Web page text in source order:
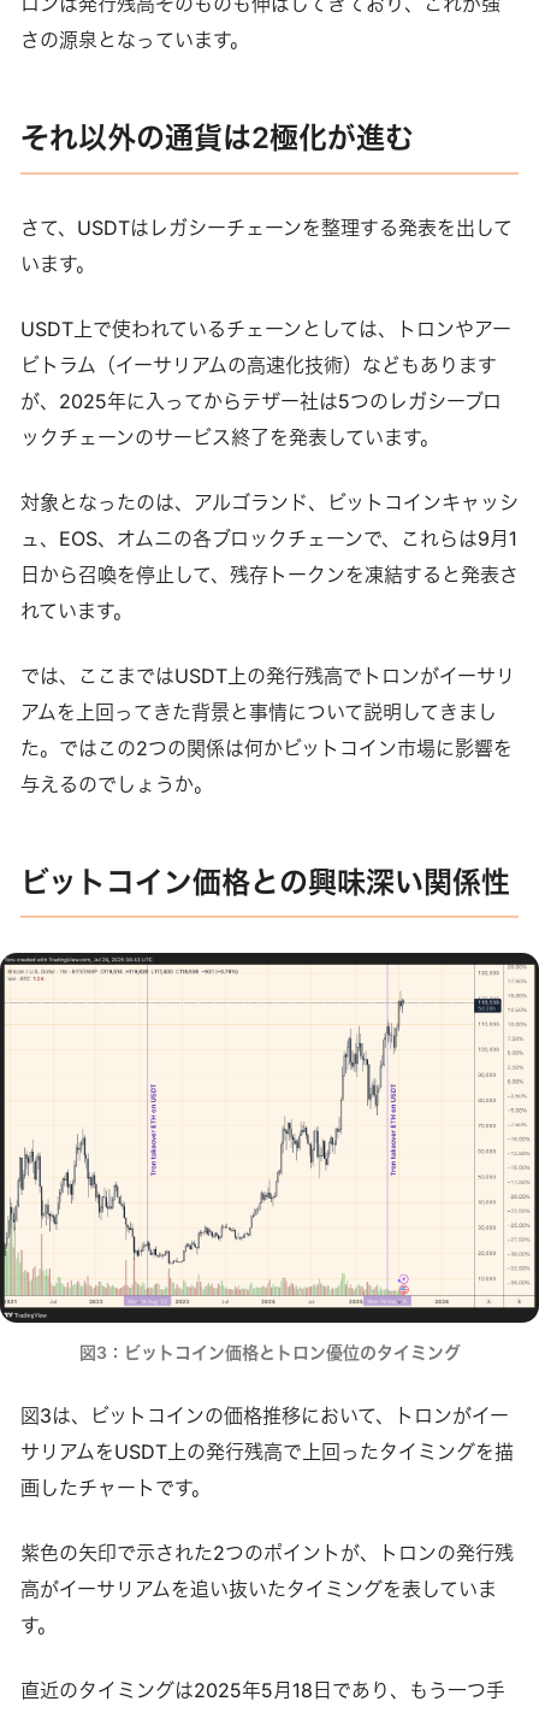
さの源泉となっています。
それ以外の通貨は2極化が進む
さて、USDTはレガシーチェーンを整理する発表を出して
います。
USDT上で使われているチェーンとしては、トロンやアー
ビトラム（イーサリアムの高速化技術）などもあります
が、2025年に入ってからテザー社は5つのレガシーブロ
ックチェーンのサービス終了を発表しています。
対象となったのは、アルゴランド、ビットコインキャッシ
ュ、EOS、オムニの各ブロックチェーンで、これらは9月1
日から召喚を停止して、残存トークンを凍結すると発表さ
れています。
では、ここまではUSDT上の発行残高でトロンがイーサリ
アムを上回ってきた背景と事情について説明してきまし
た。ではこの2つの関係は何かビットコイン市場に影響を
与えるのでしょうか。
ビットコイン価格との興味深い関係性
図3：ビットコイン価格とトロン優位のタイミング
図3は、ビットコインの価格推移において、トロンがイー
サリアムをUSDT上の発行残高で上回ったタイミングを描
画したチャートです。
紫色の矢印で示された2つのポイントが、トロンの発行残
高がイーサリアムを追い抜いたタイミングを表していま
す。
直近のタイミングは2025年5月18日であり、もう一つ手